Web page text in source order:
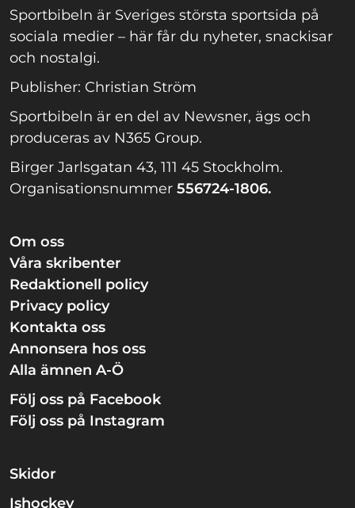
Sportbibeln är Sveriges största sportsida på
sociala medier – här får du nyheter, snackisar
och nostalgi.
Publisher: Christian Ström
Sportbibeln är en del av Newsner, ägs och
produceras av N365 Group.
Birger Jarlsgatan 43, 111 45 Stockholm.
Organisationsnummer 556724-1806.
Om oss
Våra skribenter
Redaktionell policy
Privacy policy
Kontakta oss
Annonsera hos oss
Alla ämnen A-Ö
Följ oss på Facebook
Följ oss på Instagram
Skidor
Ishockey